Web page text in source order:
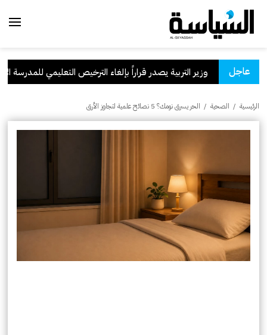
عاجل وزير التربية يصدر قراراً بإلغاء الترخيص التعليمي للمدرسة
الرئيسية / الصحية / الحر يسرق نومك؟ 5 نصائح علمية لتجاوز الأرق